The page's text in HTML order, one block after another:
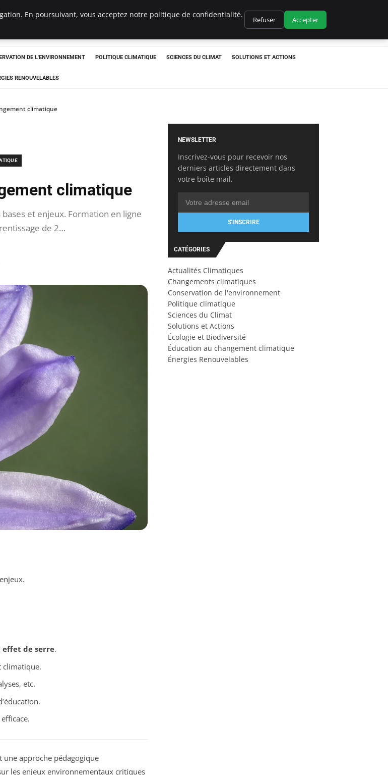
DE L'ENVIRONNEMENT POLITIQUE CLIMATIQUE SCIENCES DU CLIMAT SOLUTIONS ET ACTIONS
RENOUVELABLES
climatique
climatique
et enjeux. Formation en ligne
de 2…
effet de serre.
climatique.
etc.
une approche pédagogique
les enjeux environnementaux critiques
NEWSLETTER
Inscrivez-vous pour recevoir nos
derniers articles directement dans
votre boîte mail.
S'INSCRIRE
CATÉGORIES
Actualités Climatiques
Changements climatiques
Conservation de l'environnement
Politique climatique
Sciences du Climat
Solutions et Actions
Écologie et Biodiversité
Éducation au changement climatique
Énergies Renouvelables
En poursuivant, vous acceptez notre politique de confidentialité.
Refuser Accepter